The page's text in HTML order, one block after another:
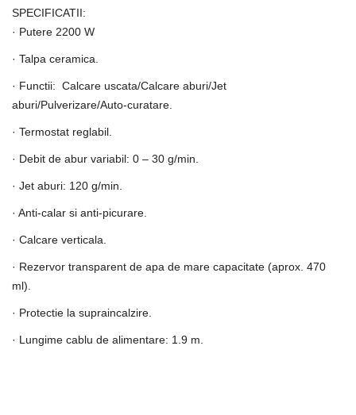
SPECIFICATII:
· Putere 2200 W
· Talpa ceramica.
· Functii: Calcare uscata/Calcare aburi/Jet
aburi/Pulverizare/Auto-curatare.
· Termostat reglabil.
· Debit de abur variabil: 0 – 30 g/min.
· Jet aburi: 120 g/min.
· Anti-calar si anti-picurare.
· Calcare verticala.
· Rezervor transparent de apa de mare capacitate (aprox. 470
ml).
· Protectie la supraincalzire.
· Lungime cablu de alimentare: 1.9 m.